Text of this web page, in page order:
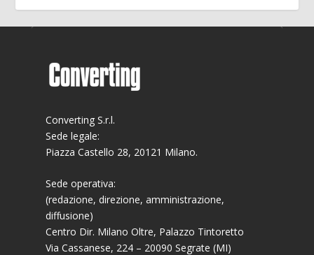
Converting S.r.l.
Sede legale:
Piazza Castello 28, 20121 Milano.
Sede operativa:
(redazione, direzione, amministrazione,
diffusione)
Centro Dir. Milano Oltre, Palazzo Tintoretto
Via Cassanese, 224 – 20090 Segrate (MI)